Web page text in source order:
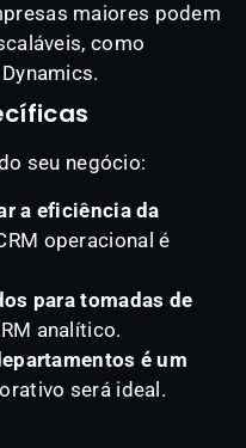
maiores podem
como
seu negócio:
a eficiência da
operacional é
para tomadas de
analítico.
é um
será ideal.